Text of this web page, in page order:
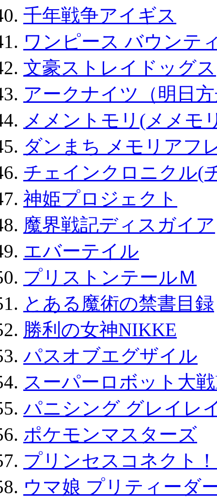
千年戦争アイギス
ワンピース バウンテ
文豪ストレイドッグス
アークナイツ（明日
メメントモリ(メメモ
ダンまち メモリアフ
チェインクロニクル(
神姫プロジェクト
魔界戦記ディスガイア
エバーテイル
プリストンテールＭ
とある魔術の禁書目録
勝利の女神NIKKE
パスオブエグザイル
スーパーロボット大
パニシング グレイレ
ポケモンマスターズ
プリンセスコネクト
ウマ娘 プリティーダ